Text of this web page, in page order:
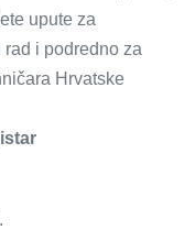
upute za
i podredno za
Hrvatske